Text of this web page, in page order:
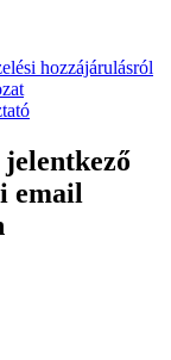
hozzájárulásról
email